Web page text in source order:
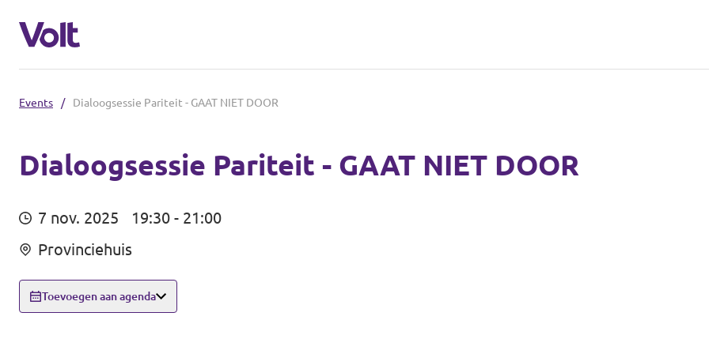
Afdelingen in de gemeenten
Volt Amsterdam
Volt Delft
Mensen
Events / Dialoogsessie Pariteit - GAAT NIET DOOR
Dialoogsessie Pariteit - GAAT NIET DOOR
7 nov. 2025
19:30 - 21:00
Provinciehuis
Toevoegen aan agenda